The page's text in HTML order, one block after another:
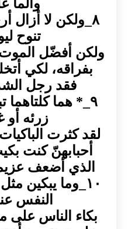
وألماً
٨_ولكن لا أزال
تنوح
ولكن أفضّل الموت
بفراقه، لكي
فقد رجل
٩_* هما
زرئه
لقد كثرت
أحبابهنّ كنت
الذي أضعف
١٠_وما يبكين
النفس
بكاء الناس على